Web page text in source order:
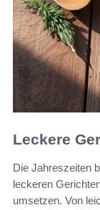
Leckere
Die Jahreszeiten
leckeren
umsetzen. Von